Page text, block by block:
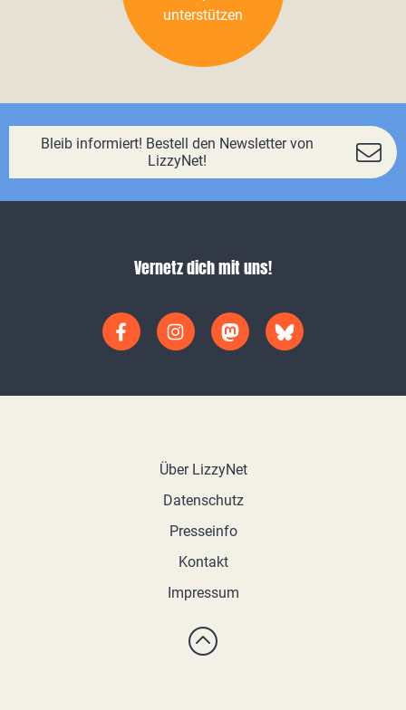
unterstützen
Bleib informiert! Bestell den Newsletter von
LizzyNet!
Vernetz dich mit uns!
Über LizzyNet
Datenschutz
Presseinfo
Kontakt
Impressum